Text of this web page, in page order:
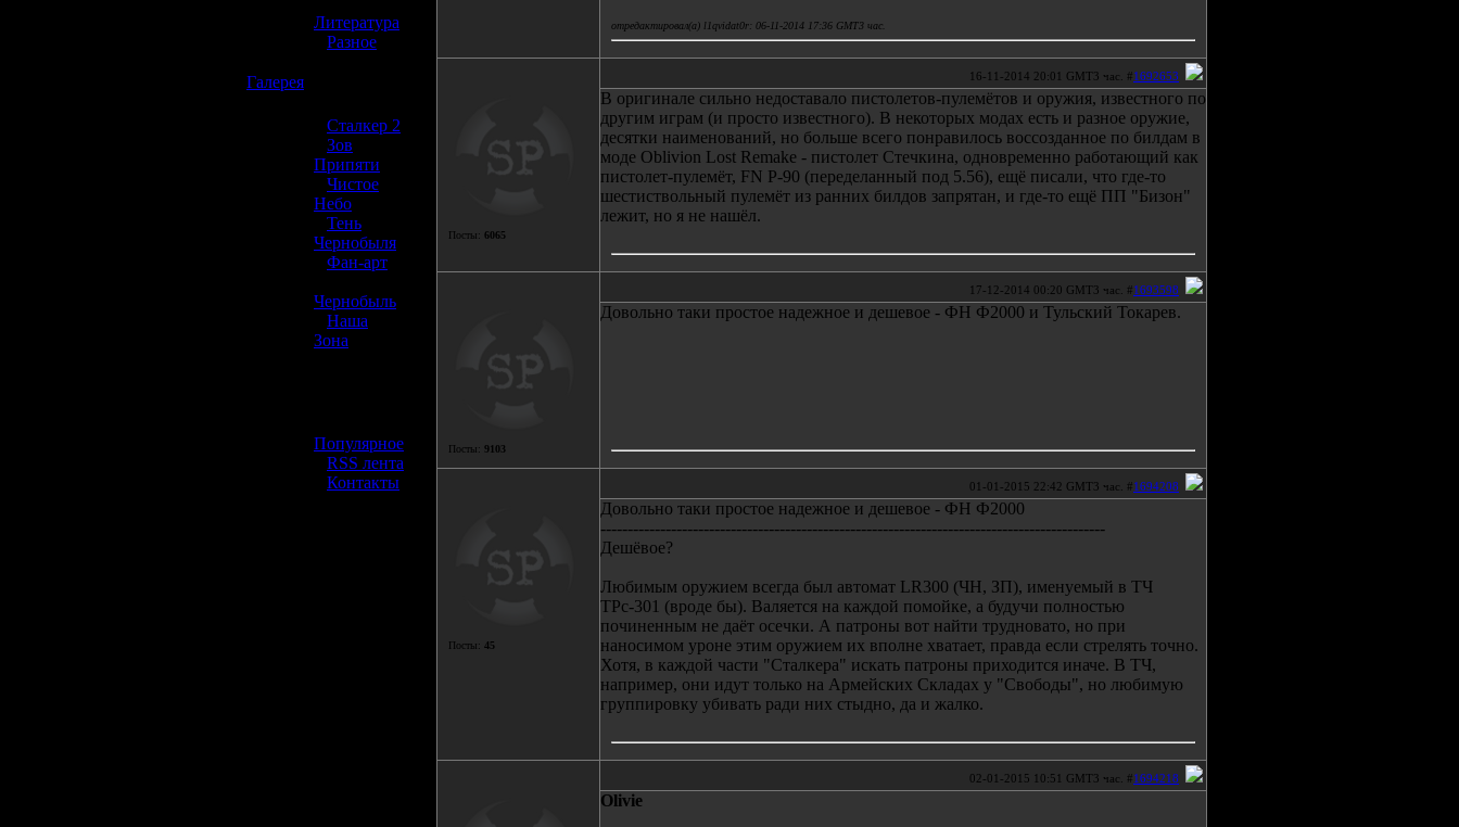
Литература
Разное
Галерея
Сталкер 2
Зов
Припяти
Чистое
Небо
Тень
Чернобыля
Фан-арт
Чернобыль
Наша
Зона
Популярное
RSS лента
Контакты
отредактировал(а) l1qvidat0r: 06-11-2014 17:36 GMT3 час.
Посты: 6065
16-11-2014 20:01 GMT3 час. #1692653
В оригинале сильно недоставало пистолетов-пулемётов и оружия, известного по
другим играм (и просто известного). В некоторых модах есть и разное оружие,
десятки наименований, но больше всего понравилось воссозданное по билдам в
моде Oblivion Lost Remake - пистолет Стечкина, одновременно работающий как
пистолет-пулемёт, FN P-90 (переделанный под 5.56), ещё писали, что где-то
шестиствольный пулемёт из ранних билдов запрятан, и где-то ещё ПП "Бизон"
лежит, но я не нашёл.
Посты: 9103
17-12-2014 00:20 GMT3 час. #1693598
Довольно таки простое надежное и дешевое - ФН Ф2000 и Тульский Токарев.
Посты: 45
01-01-2015 22:42 GMT3 час. #1694208
Довольно таки простое надежное и дешевое - ФН Ф2000
---------------------------------------------------------------------------------------------
Дешёвое?
Любимым оружием всегда был автомат LR300 (ЧН, ЗП), именуемый в ТЧ
ТРс-301 (вроде бы). Валяется на каждой помойке, а будучи полностью
починенным не даёт осечки. А патроны вот найти трудновато, но при
наносимом уроне этим оружием их вполне хватает, правда если стрелять точно.
Хотя, в каждой части "Сталкера" искать патроны приходится иначе. В ТЧ,
например, они идут только на Армейских Складах у "Свободы", но любимую
группировку убивать ради них стыдно, да и жалко.
02-01-2015 10:51 GMT3 час. #1694218
Olivie